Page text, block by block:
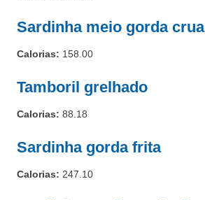
Sardinha meio gorda crua
Calorias: 158.00
Tamboril grelhado
Calorias: 88.18
Sardinha gorda frita
Calorias: 247.10